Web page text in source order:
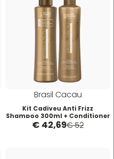
MATRIX
Mimare
Mood
Brasil Cacau
Kit Cadiveu Anti Frizz
Shampoo 300ml + Conditioner
300ml
€ 42,69€ 52